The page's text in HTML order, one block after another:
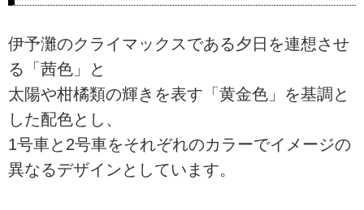
伊予灘のクライマックスである夕日を連想させ
る「茜色」と
太陽や柑橘類の輝きを表す「黄金色」を基調と
した配色とし、
1号車と2号車をそれぞれのカラーでイメージの
異なるデザインとしています。